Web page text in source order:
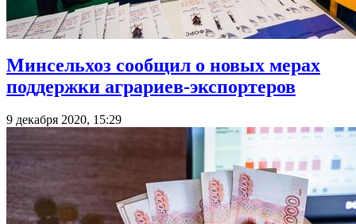
Минсельхоз сообщил о новых мерах
поддержки аграриев-экспортеров
9 декабря 2020, 15:29